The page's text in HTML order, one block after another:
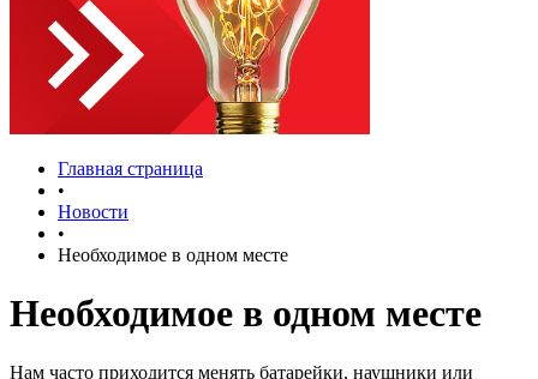
Главная страница
•
Новости
•
Необходимое в одном месте
Необходимое в одном месте
Нам часто приходится менять батарейки, наушники или